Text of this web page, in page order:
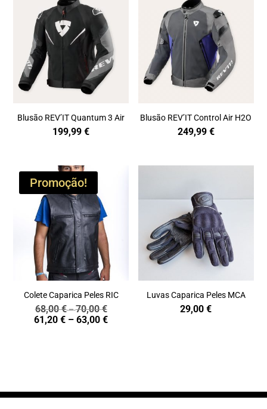
Blusão REV’IT Quantum 3 Air
199,99€
Blusão REV’IT Control Air H2O
249,99 €
Promoção!
Colete Caparica Peles RIC
68,00€–70,00€Price
range:
61,20€ – 63,00€Price
Luvas Caparica Peles MCA
29,00€